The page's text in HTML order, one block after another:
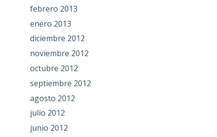
febrero 2013
enero 2013
diciembre 2012
noviembre 2012
octubre 2012
septiembre 2012
agosto 2012
julio 2012
junio 2012